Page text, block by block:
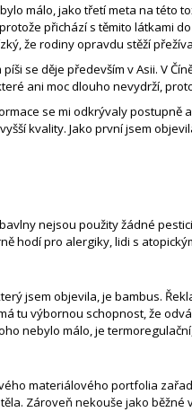
málo, jako třetí meta na této
přichází s těmito látkami
že rodiny opravdu stěží
píši se děje především v Asii. V
ani moc dlouho nevydrží,
se mi odkrývaly postupně
kvality. Jako první jsem
nejsou použity žádné
hodí pro alergiky, lidi s
jsem objevila, je bambus.
tu výbornou schopnost, že
nebylo málo, je
materiálového portfolia
Zároveň nekouše jako běžné